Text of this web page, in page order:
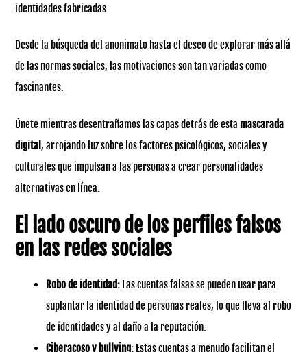
identidades fabricadas
Desde la búsqueda del anonimato hasta el deseo de explorar más allá
de las normas sociales, las motivaciones son tan variadas como
fascinantes.
Únete mientras desentrañamos las capas detrás de esta mascarada
digital , arrojando luz sobre los factores psicológicos, sociales y
culturales que impulsan a las personas a crear personalidades
alternativas en línea.
El lado oscuro de los perfiles falsos
en las redes sociales
Robo de identidad: Las cuentas falsas se pueden usar para
suplantar la identidad de personas reales, lo que lleva al robo
de identidades y al daño a la reputación.
Ciberacoso y bullying: Estas cuentas a menudo facilitan el